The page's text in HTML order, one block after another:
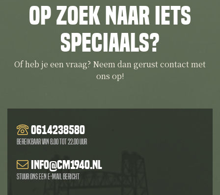
Op zoek naar iets
speciaals?
Of heb je een vraag? Neem dan gerust contact met
ons op!
0614238580
Bereikbaar van 8.00 tot 22.00 uur
info@cm1940.nl
Stuur ons een e-mail bericht